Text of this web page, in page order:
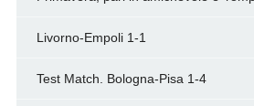
Livorno-Empoli 1-1
Test Match. Bologna-Pisa 1-4